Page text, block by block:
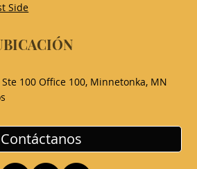
100 Office 100, Minnetonka, MN
Contáctanos
Side